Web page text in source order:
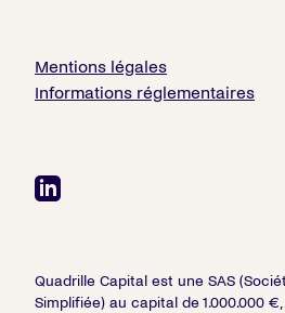
Mentions légales
Informations réglementaires
Quadrille Capital est une SAS
Simplifiée) au capital de 1.000.000